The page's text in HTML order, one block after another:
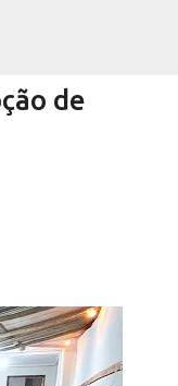
de